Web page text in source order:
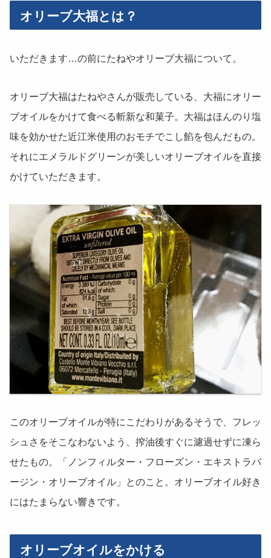
オリーブ大福とは？
いただきます…の前にたねやオリーブ大福について。
オリーブ大福はたねやさんが販売している、大福にオリー
ブオイルをかけて食べる斬新な和菓子。大福はほんのり塩
味を効かせた近江米使用のおモチでこし餡を包んだもの。
それにエメラルドグリーンが美しいオリーブオイルを直接
かけていただきます。
このオリーブオイルが特にこだわりがあるそうで、フレッ
シュさをそこなわないよう、搾油後すぐに濾過せずに凍ら
せたもの。「ノンフィルター・フローズン・エキストラバ
ージン・オリーブオイル」とのこと。オリーブオイル好き
にはたまらない響きです。
オリーブオイルをかける